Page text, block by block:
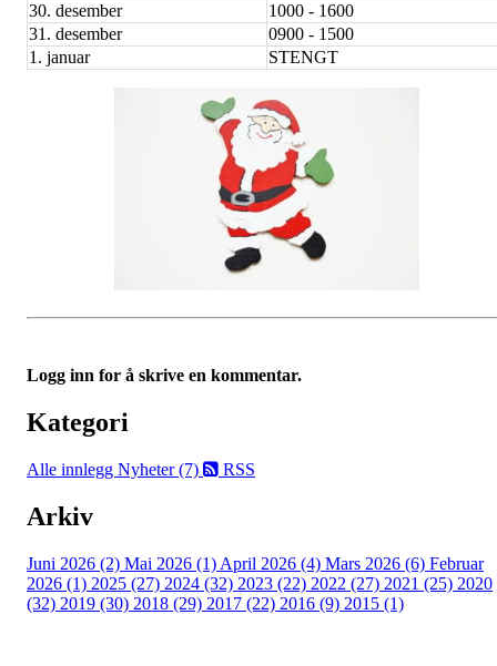
30. desember
1000 - 1600
31. desember
0900 - 1500
1. januar
STENGT
Logg inn for å skrive en kommentar.
Kategori
Alle innlegg Nyheter (7) RSS
Arkiv
Juni 2026 (2) Mai 2026 (1) April 2026 (4) Mars 2026 (6) Februar
2026 (1) 2025 (27) 2024 (32) 2023 (22) 2022 (27) 2021 (25) 2020
(32) 2019 (30) 2018 (29) 2017 (22) 2016 (9) 2015 (1)